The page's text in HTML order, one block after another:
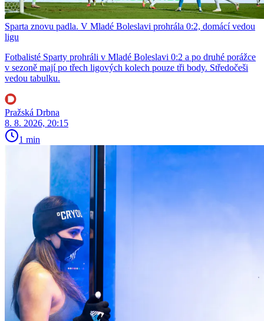
Sparta znovu padla. V Mladé Boleslavi prohrála 0:2, domácí vedou
ligu
Fotbalisté Sparty prohráli v Mladé Boleslavi 0:2 a po druhé porážce
v sezoně mají po třech ligových kolech pouze tři body. Středočeši
vedou tabulku.
Pražská Drbna
8. 8. 2026, 20:15
1 min